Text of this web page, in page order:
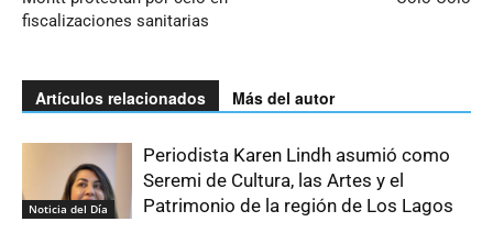
fiscalizaciones sanitarias
Artículos relacionados Más del autor
Noticia del Día
Periodista Karen Lindh asumió como
Seremi de Cultura, las Artes y el
Patrimonio de la región de Los Lagos